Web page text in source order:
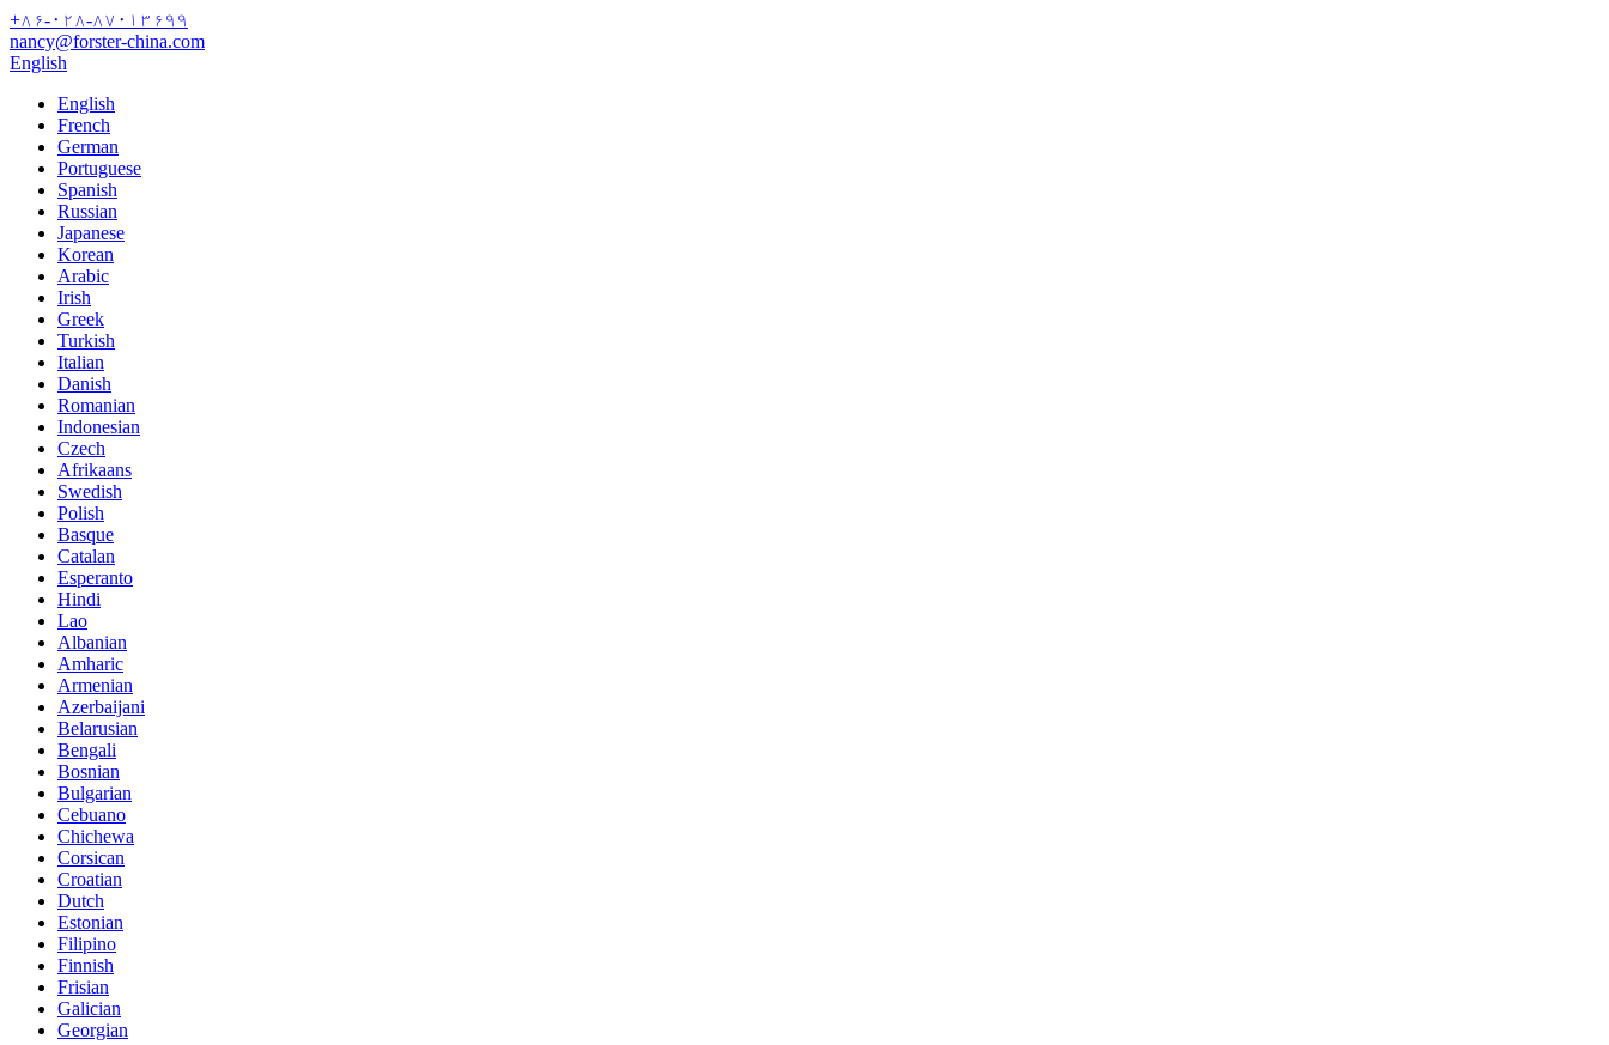
+۸۶-۰۲۸-۸۷۰۱۳۶۹۹
nancy@forster-china.com
English
English
French
German
Portuguese
Spanish
Russian
Japanese
Korean
Arabic
Irish
Greek
Turkish
Italian
Danish
Romanian
Indonesian
Czech
Afrikaans
Swedish
Polish
Basque
Catalan
Esperanto
Hindi
Lao
Albanian
Amharic
Armenian
Azerbaijani
Belarusian
Bengali
Bosnian
Bulgarian
Cebuano
Chichewa
Corsican
Croatian
Dutch
Estonian
Filipino
Finnish
Frisian
Galician
Georgian